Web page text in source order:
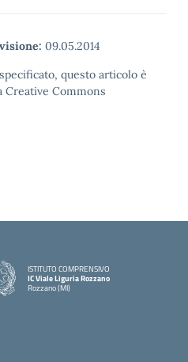
09.05.2014
questo articolo è
Creative Commons
ISTITUTO COMPRENSIVO
IC Viale Liguria Rozzano
Rozzano (MI)